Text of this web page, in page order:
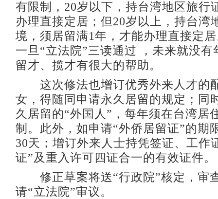
有限制，20岁以下，持台湾地区旅行
办理直接定居；但20岁以上，持台湾
境，须居留满1年，才能办理直接定
一旦“立法院”三读通过 ，未来就没有
留才、揽才有很大的帮助。
这次修法也增订优秀外来人才的
女，得随同申请永久居留的规定；同
久居留的“外国人”，每年须在台湾居
制。此外，如申请“外侨居留证”的期
30天；增订外来人士持凭签证、工作
证”及重入许可四证合一的有效证件。
修正草案将送“行政院”核定，审
请“立法院”审议。